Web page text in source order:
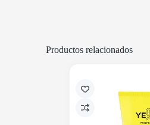
Productos relacionados